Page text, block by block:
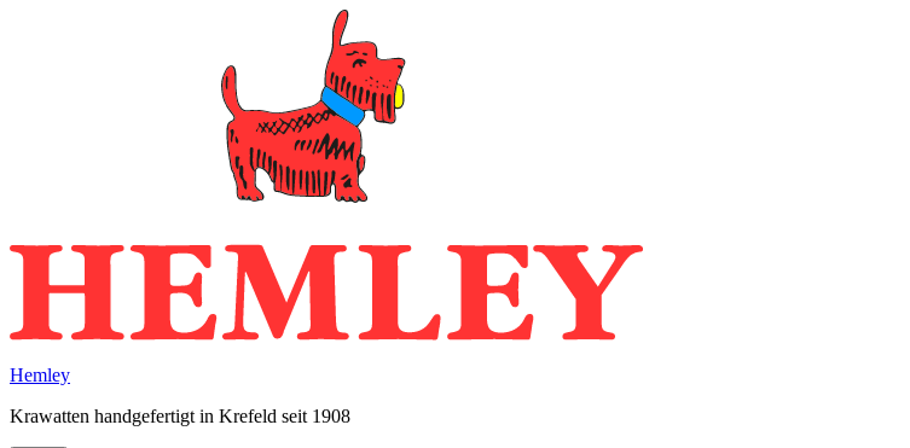
Hemley
Krawatten handgefertigt in Krefeld seit 1908